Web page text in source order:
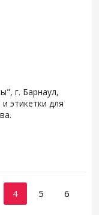
г. Барнаул,
этикетки для
4 5
6